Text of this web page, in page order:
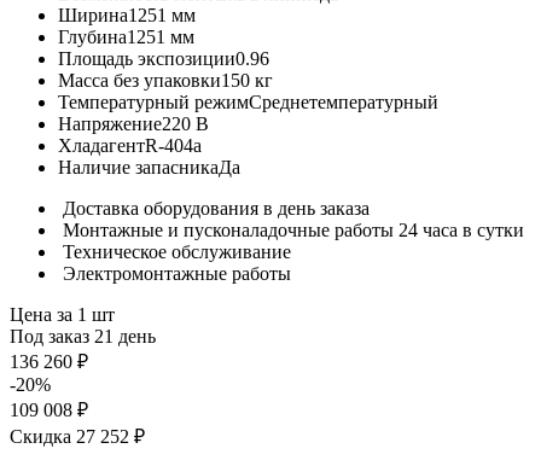
Ширина1251 мм
Глубина1251 мм
Площадь экспозиции0.96
Масса без упаковки150 кг
Температурный режимСреднетемпературный
Напряжение220 В
ХладагентR-404a
Наличие запасникаДа
Доставка оборудования в день заказа
Монтажные и пусконаладочные работы 24 часа в сутки
Техническое обслуживание
Электромонтажные работы
Цена за 1 шт
Под заказ 21 день
136 260 ₽
-20%
109 008 ₽
Скидка 27 252 ₽